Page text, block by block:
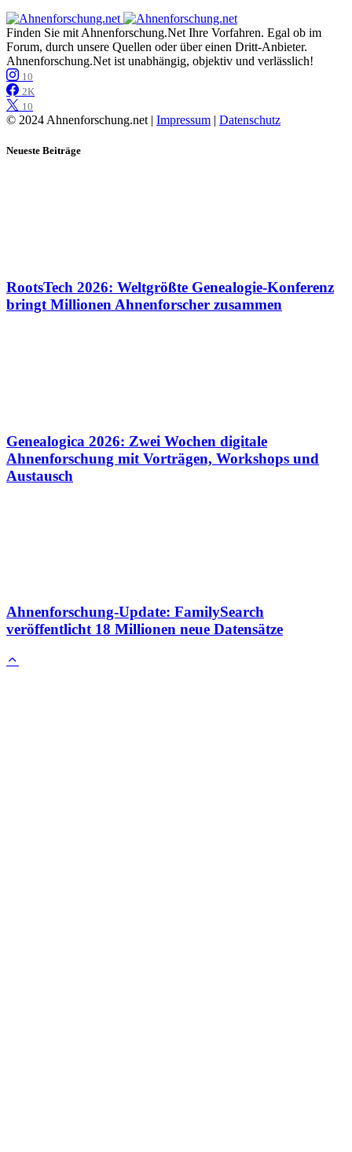
Finden Sie mit Ahnenforschung.Net Ihre Vorfahren. Egal ob im
Forum, durch unsere Quellen oder über einen Dritt-Anbieter.
Ahnenforschung.Net ist unabhängig, objektiv und verlässlich!
10
2K
10
© 2024 Ahnenforschung.net | Impressum | Datenschutz
Neueste Beiträge
RootsTech 2026: Weltgrößte Genealogie-Konferenz
bringt Millionen Ahnenforscher zusammen
Genealogica 2026: Zwei Wochen digitale
Ahnenforschung mit Vorträgen, Workshops und
Austausch
Ahnenforschung-Update: FamilySearch
veröffentlicht 18 Millionen neue Datensätze